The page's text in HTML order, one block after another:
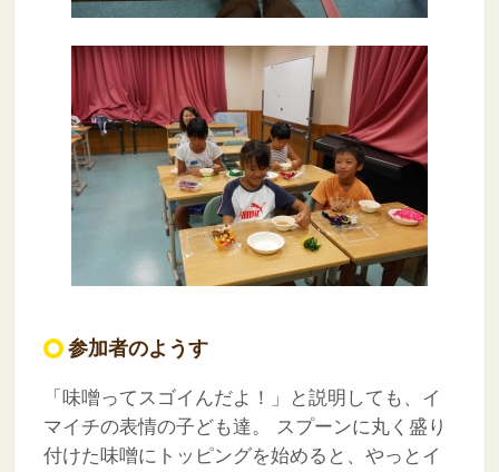
参加者のようす
「味噌ってスゴイんだよ！」と説明しても、イ
マイチの表情の子ども達。
スプーンに丸く盛り
付けた味噌にトッピングを始めると、やっとイ